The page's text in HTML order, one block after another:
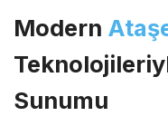
Modern
Sunumu